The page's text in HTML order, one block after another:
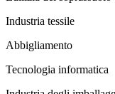
Industria tessile
Abbigliamento
Tecnologia informatica